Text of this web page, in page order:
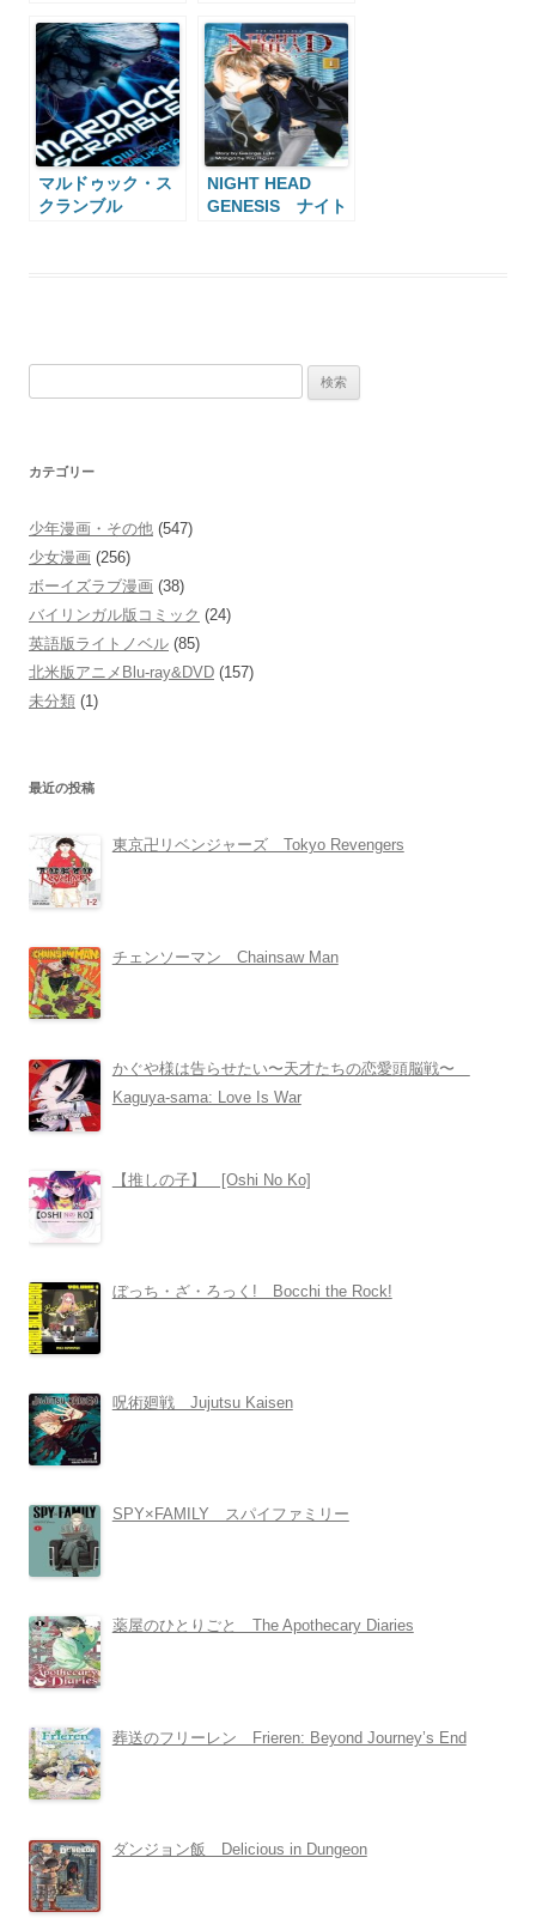
マルドゥック・ス
クランブル
NIGHT HEAD
GENESIS ナイト
カテゴリー
少年漫画・その他 (547)
少女漫画 (256)
ボーイズラブ漫画 (38)
バイリンガル版コミック (24)
英語版ライトノベル (85)
北米版アニメBlu-ray&DVD (157)
未分類 (1)
最近の投稿
東京卍リベンジャーズ Tokyo Revengers
チェンソーマン Chainsaw Man
かぐや様は告らせたい〜天才たちの恋愛頭脳戦〜
Kaguya-sama: Love Is War
【推しの子】 [Oshi No Ko]
ぼっち・ざ・ろっく! Bocchi the Rock!
呪術廻戦 Jujutsu Kaisen
SPY×FAMILY スパイファミリー
薬屋のひとりごと The Apothecary Diaries
葬送のフリーレン Frieren: Beyond Journey’s End
ダンジョン飯 Delicious in Dungeon